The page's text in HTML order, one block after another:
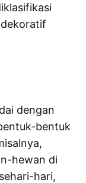
dengan
bentuk
hewan di
hari,